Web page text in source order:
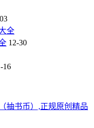
12-30
16